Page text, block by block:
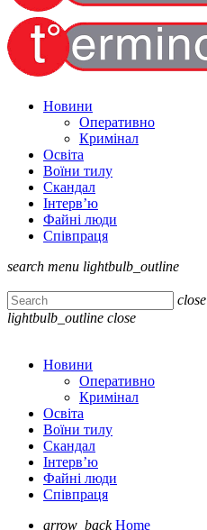
Новини
Оперативно
Кримінал
Освіта
Воїни тилу
Скандал
Інтерв’ю
Файні люди
Співпраця
search menu lightbulb_outline
close
lightbulb_outline close
Новини
Оперативно
Кримінал
Освіта
Воїни тилу
Скандал
Інтерв’ю
Файні люди
Співпраця
arrow_back Home